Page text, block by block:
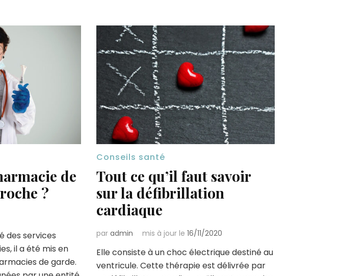
de
?
des services
il a été mis en
de garde.
Conseils santé
Tout ce qu’il faut savoir
sur la défibrillation
cardiaque
par admin mis à jour le 16/11/2020
Elle consiste à un choc électrique destiné au
ventricule. Cette thérapie est délivrée par